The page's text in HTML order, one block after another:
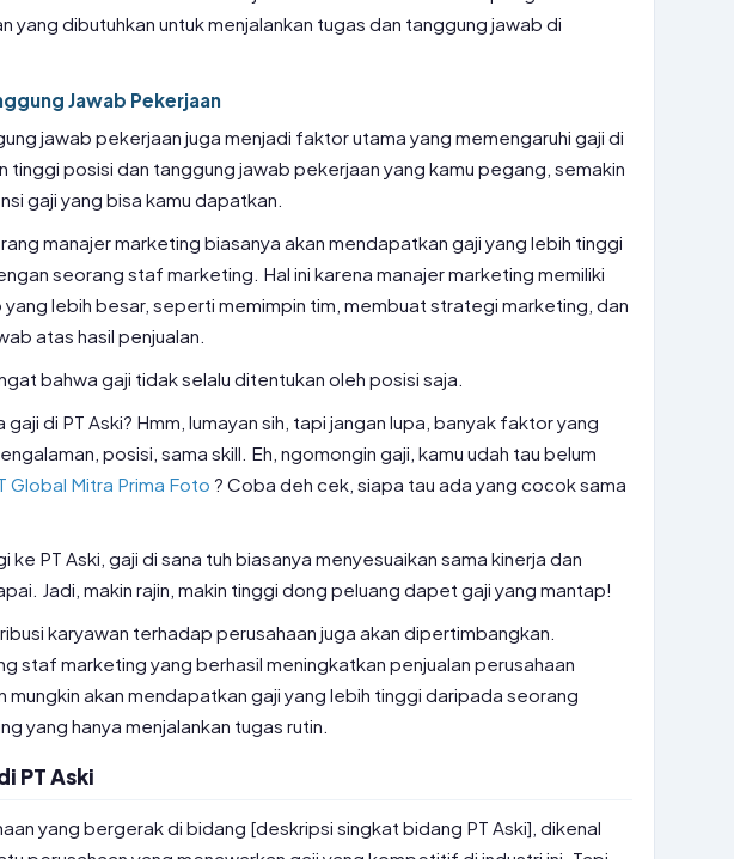
yang dibutuhkan untuk menjalankan tugas dan tanggung jawab di
Jawab Pekerjaan
jawab pekerjaan juga menjadi faktor utama yang memengaruhi gaji di
tinggi posisi dan tanggung jawab pekerjaan yang kamu pegang, semakin
gaji yang bisa kamu dapatkan.
manajer marketing biasanya akan mendapatkan gaji yang lebih tinggi
seorang staf marketing. Hal ini karena manajer marketing memiliki
lebih besar, seperti memimpin tim, membuat strategi marketing, dan
atas hasil penjualan.
bahwa gaji tidak selalu ditentukan oleh posisi saja.
gaji di PT Aski? Hmm, lumayan sih, tapi jangan lupa, banyak faktor yang
posisi, sama skill. Eh, ngomongin gaji, kamu udah tau belum
Global Mitra Prima Foto ? Coba deh cek, siapa tau ada yang cocok sama
ke PT Aski, gaji di sana tuh biasanya menyesuaikan sama kinerja dan
Jadi, makin rajin, makin tinggi dong peluang dapet gaji yang mantap!
karyawan terhadap perusahaan juga akan dipertimbangkan.
staf marketing yang berhasil meningkatkan penjualan perusahaan
mungkin akan mendapatkan gaji yang lebih tinggi daripada seorang
yang hanya menjalankan tugas rutin.
PT Aski
yang bergerak di bidang [deskripsi singkat bidang PT Aski], dikenal